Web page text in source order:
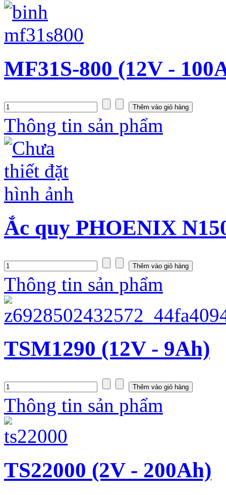
MF31S-800 (12V -
Thông tin sản phẩm
Ắc quy PHOENIX
Thông tin sản phẩm
TSM1290 (12V - 9Ah)
Thông tin sản phẩm
TS22000 (2V - 200Ah)